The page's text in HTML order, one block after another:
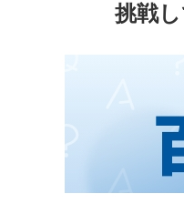
挑戦